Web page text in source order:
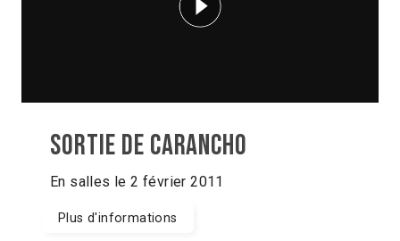
Sortie de CARANCHO
En salles le 2 février 2011
Plus d'informations